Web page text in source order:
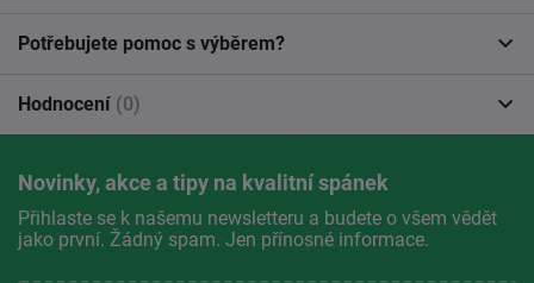
Potřebujete pomoc s výběrem?
Hodnocení (0)
Novinky, akce a tipy na kvalitní spánek
Přihlaste se k našemu newsletteru a budete o všem vědět
jako první. Žádný spam. Jen přínosné informace.